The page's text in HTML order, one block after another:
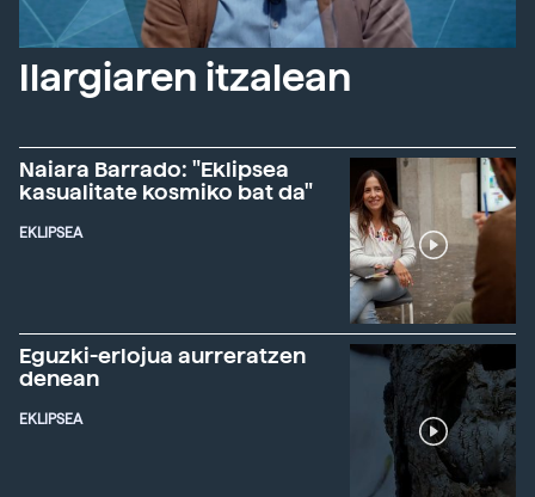
Ilargiaren itzalean
Naiara Barrado: "Eklipsea
kasualitate kosmiko bat da"
EKLIPSEA
Eguzki-erlojua aurreratzen
denean
EKLIPSEA